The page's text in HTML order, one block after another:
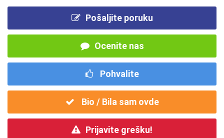
Pošaljite poruku
Ocenite nas
Pohvalite
Bio / Bila sam ovde
Prijavite grešku!